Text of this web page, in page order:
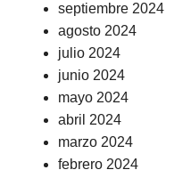
septiembre 2024
agosto 2024
julio 2024
junio 2024
mayo 2024
abril 2024
marzo 2024
febrero 2024